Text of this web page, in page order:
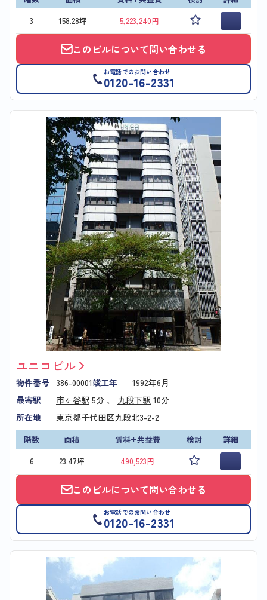
3
158.28坪 5,223,240円
このビルについて問い合わせる
お電話でのお問い合わせ
0120-16-2331
ユニコビル
物件番号 386-00001竣工年
1992年6月
最寄駅
市ヶ谷駅 5分 、 九段下駅 10分
所在地
東京都千代田区九段北3-2-2
階数 面積 賃料+共益費 検討
詳細
6
23.47坪 490,523円
このビルについて問い合わせる
お電話でのお問い合わせ
0120-16-2331